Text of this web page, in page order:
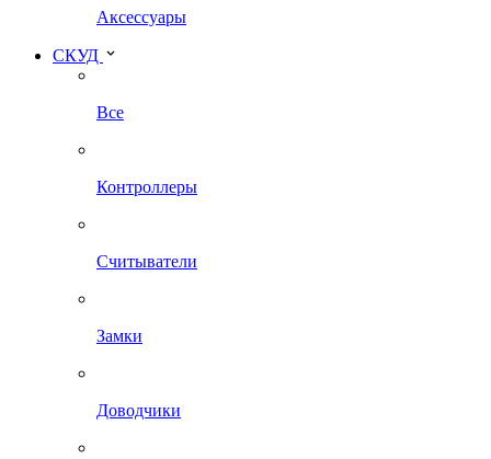
Аксессуары
СКУД
Все
Контроллеры
Считыватели
Замки
Доводчики